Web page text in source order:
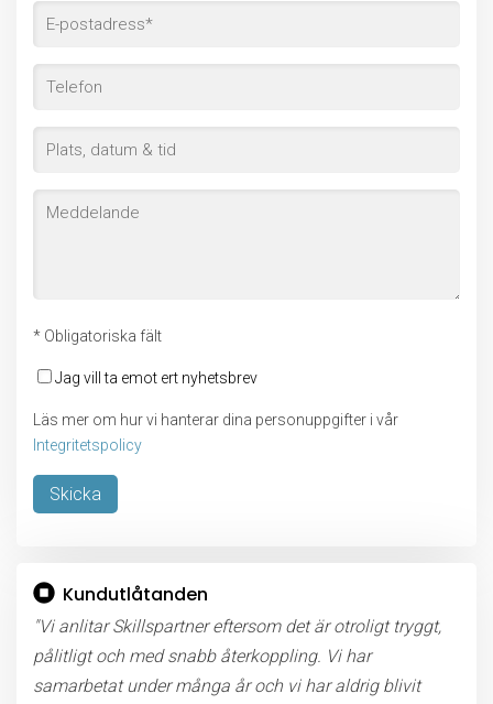
* Obligatoriska fält
Jag vill ta emot ert nyhetsbrev
Läs mer om hur vi hanterar dina personuppgifter i vår
Integritetspolicy
Kundutlåtanden
"Vi anlitar Skillspartner eftersom det är otroligt tryggt,
pålitligt och med snabb återkoppling. Vi har
samarbetat under många år och vi har aldrig blivit